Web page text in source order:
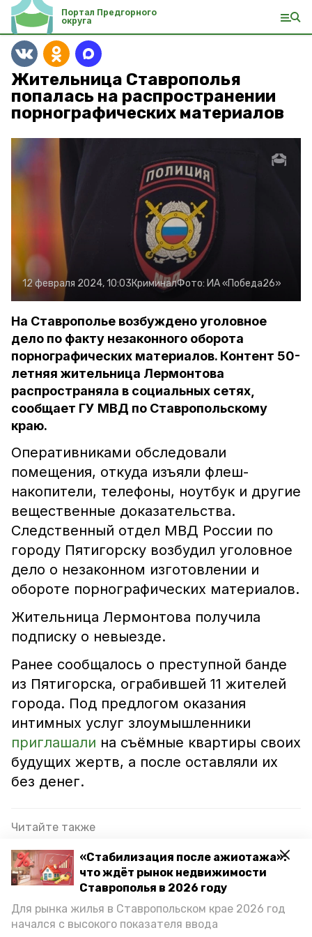
«Стабилизация после ажиотажа»:
что ждёт рынок недвижимости
Ставрополья в 2026 году
Для рынка жилья в Ставропольском крае 2026 год
начался с высокого показателя ввода
Портал Предгорного
округа
Жительница Ставрополья
попалась на распространении
порнографических материалов
12 февраля 2024, 10:03КриминалФото: ИА «Победа26»
На Ставрополье возбуждено уголовное
дело по факту незаконного оборота
порнографических материалов. Контент 50-
летняя жительница Лермонтова
распространяла в социальных сетях,
сообщает ГУ МВД по Ставропольскому
краю.
Оперативниками обследовали
помещения, откуда изъяли флеш-
накопители, телефоны, ноутбук и другие
вещественные доказательства.
Следственный отдел МВД России по
городу Пятигорску возбудил уголовное
дело о незаконном изготовлении и
обороте порнографических материалов.
Жительница Лермонтова получила
подписку о невыезде.
Ранее сообщалось о преступной банде
из Пятигорска, ограбившей 11 жителей
города. Под предлогом оказания
интимных услуг злоумышленники
приглашали на съёмные квартиры своих
будущих жертв, а после оставляли их
без денег.
Читайте также
Травмы головы получили две девочки в ДТП в
Предгорном округе
Житель Предгорья пойдёт под суд за повторную
демонстрацию нацистской символики